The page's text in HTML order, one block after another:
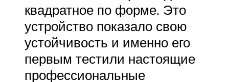
квадратное по форме. Это
устройство показало свою
устойчивость и именно его
первым тестили настоящие
профессиональные